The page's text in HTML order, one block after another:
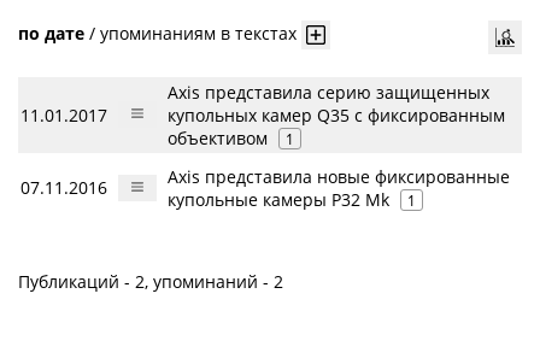
по дате / упоминаниям в текстах
11.01.2017
Axis представила серию защищенных
купольных камер Q35 с фиксированным
объективом
1
07.11.2016
Axis представила новые фиксированные
купольные камеры P32 Mk
1
Публикаций - 2, упоминаний - 2